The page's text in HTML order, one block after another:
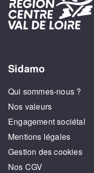
Sidamo
Qui sommes-nous ?
Nos valeurs
Engagement sociétal
Mentions légales
Gestion des cookies
Nos CGV